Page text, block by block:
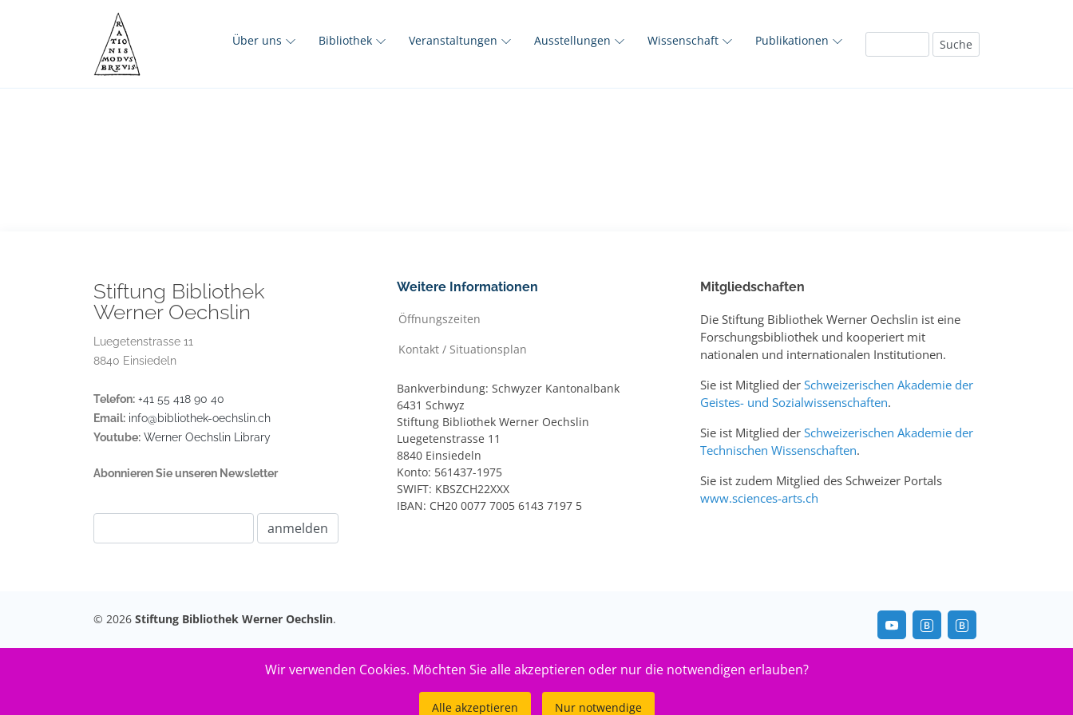
Über uns Bibliothek Veranstaltungen Ausstellungen Wissenschaft Publikationen
Stiftung Bibliothek
Werner Oechslin
Luegetenstrasse 11
8840 Einsiedeln
Telefon: +41 55 418 90 40
Email: info@bibliothek-oechslin.ch
Youtube: Werner Oechslin Library
Abonnieren Sie unseren Newsletter
Weitere Informationen
Öffnungszeiten
Kontakt / Situationsplan
Bankverbindung: Schwyzer Kantonalbank
6431 Schwyz
Stiftung Bibliothek Werner Oechslin
Luegetenstrasse 11
8840 Einsiedeln
Konto: 561437-1975
SWIFT: KBSZCH22XXX
IBAN: CH20 0077 7005 6143 7197 5
Mitgliedschaften
Die Stiftung Bibliothek Werner Oechslin ist eine
Forschungsbibliothek und kooperiert mit
nationalen und internationalen Institutionen.
Sie ist Mitglied der Schweizerischen Akademie der
Geistes- und Sozialwissenschaften.
Sie ist Mitglied der Schweizerischen Akademie der
Technischen Wissenschaften.
Sie ist zudem Mitglied des Schweizer Portals
www.sciences-arts.ch
© 2026 Stiftung Bibliothek Werner Oechslin.
Wir verwenden Cookies. Möchten Sie alle akzeptieren oder nur die notwendigen erlauben?
Alle akzeptieren Nur notwendige